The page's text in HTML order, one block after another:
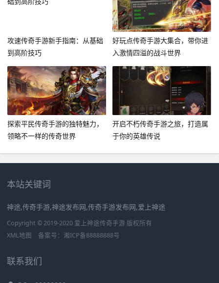
攻速传奇手游新手指南：从基础
到高阶技巧
好玩点传奇手游大集合，带你进
入激情四溢的战斗世界
探索平民传奇手游的独特魅力，
领略不一样的传奇世界
开启不朽传奇手游之旅，打造属
于你的英雄传说
本站关键词
神途,传奇手游,神途发布网,传奇手游发布网,爱上神途
Copyright © 2019-2020 爱上神途传奇手游 版权所有
XML地图
备案号： 湘ICP备88888888号
联系我们